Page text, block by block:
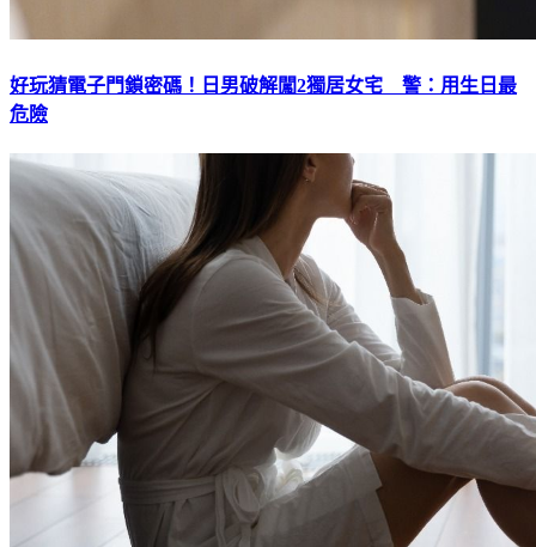
好玩猜電子門鎖密碼！日男破解闖2獨居女宅 警：用生日最
危險